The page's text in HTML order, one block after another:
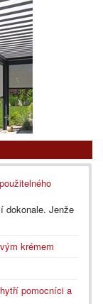
dokonale. Jenže
krémem
pomocníci a